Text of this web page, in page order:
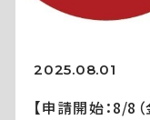
2025.08.01
【申請開始：8/8